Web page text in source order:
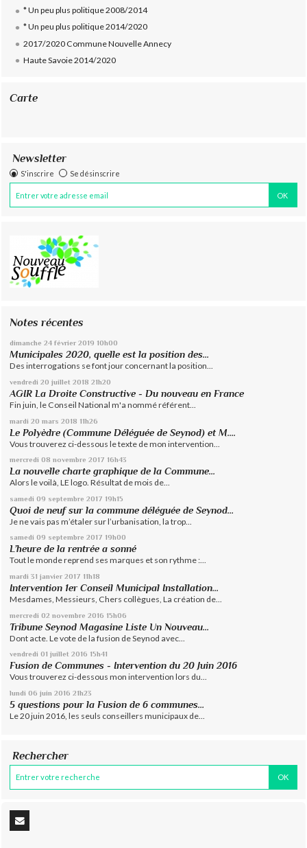
* Un peu plus politique 2008/2014
* Un peu plus politique 2014/2020
2017/2020 Commune Nouvelle Annecy
Haute Savoie 2014/2020
Carte
Newsletter
S'inscrire Se désinscrire
Notes récentes
dimanche 24 février 2019 10h00
Municipales 2020, quelle est la position des...
Des interrogations se font jour concernant la position...
vendredi 20 juillet 2018 21h20
AGIR La Droite Constructive - Du nouveau en France
Fin juin, le Conseil National m'a nommé référent...
mardi 20 mars 2018 11h26
Le Polyèdre (Commune Déléguée de Seynod) et M....
Vous trouverez ci-dessous le texte de mon intervention...
mercredi 08 novembre 2017 16h43
La nouvelle charte graphique de la Commune...
Alors le voilà, LE logo. Résultat de mois de...
samedi 09 septembre 2017 19h15
Quoi de neuf sur la commune déléguée de Seynod…
Je ne vais pas m’étaler sur l’urbanisation, la trop...
samedi 09 septembre 2017 19h00
L’heure de la rentrée a sonné
Tout le monde reprend ses marques et son rythme :...
mardi 31 janvier 2017 11h18
Intervention 1er Conseil Municipal Installation...
Mesdames, Messieurs, Chers collègues, La création de...
mercredi 02 novembre 2016 15h06
Tribune Seynod Magasine Liste Un Nouveau...
Dont acte. Le vote de la fusion de Seynod avec...
vendredi 01 juillet 2016 15h41
Fusion de Communes - Intervention du 20 Juin 2016
Vous trouverez ci-dessous mon intervention lors du...
lundi 06 juin 2016 21h23
5 questions pour la Fusion de 6 communes…
Le 20 juin 2016, les seuls conseillers municipaux de...
Rechercher